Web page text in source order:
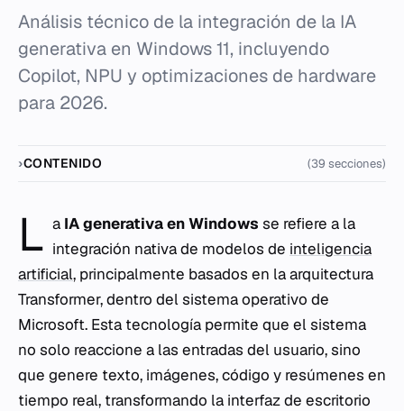
Análisis técnico de la integración de la IA
generativa en Windows 11, incluyendo
Copilot, NPU y optimizaciones de hardware
para 2026.
CONTENIDO (39 secciones)
L a IA generativa en Windows se refiere a la
integración nativa de modelos de inteligencia
artificial, principalmente basados en la arquitectura
Transformer, dentro del sistema operativo de
Microsoft. Esta tecnología permite que el sistema
no solo reaccione a las entradas del usuario, sino
que genere texto, imágenes, código y resúmenes en
tiempo real, transformando la interfaz de escritorio